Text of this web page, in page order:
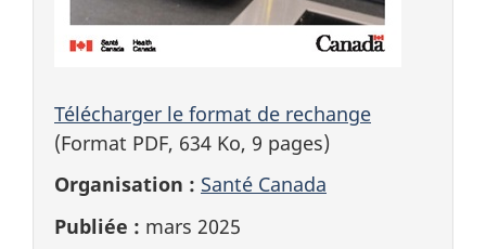
Télécharger le format de rechange
(Format PDF, 634 Ko, 9 pages)
Organisation : Santé Canada
Publiée : mars 2025